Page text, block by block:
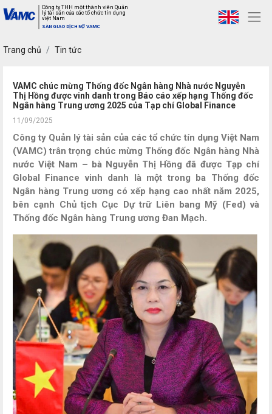
Công ty THH một thành viên Quản
lý tài sản của các tổ chức tín dụng
việt Nam
SÀN GIAO DỊCH NỢ VAMC
Trang chủ Tin tức
VAMC chúc mừng Thống đốc Ngân hàng Nhà nước Nguyễn
Thị Hồng được vinh danh trong Báo cáo xếp hạng Thống đốc
Ngân hàng Trung ương 2025 của Tạp chí Global Finance
11/09/2025
Công ty Quản lý tài sản của các tổ chức tín dụng Việt Nam
(VAMC) trân trọng chúc mừng Thống đốc Ngân hàng Nhà
nước Việt Nam – bà Nguyễn Thị Hồng đã được Tạp chí
Global Finance vinh danh là một trong ba Thống đốc
Ngân hàng Trung ương có xếp hạng cao nhất năm 2025,
bên cạnh Chủ tịch Cục Dự trữ Liên bang Mỹ (Fed) và
Thống đốc Ngân hàng Trung ương Đan Mạch.